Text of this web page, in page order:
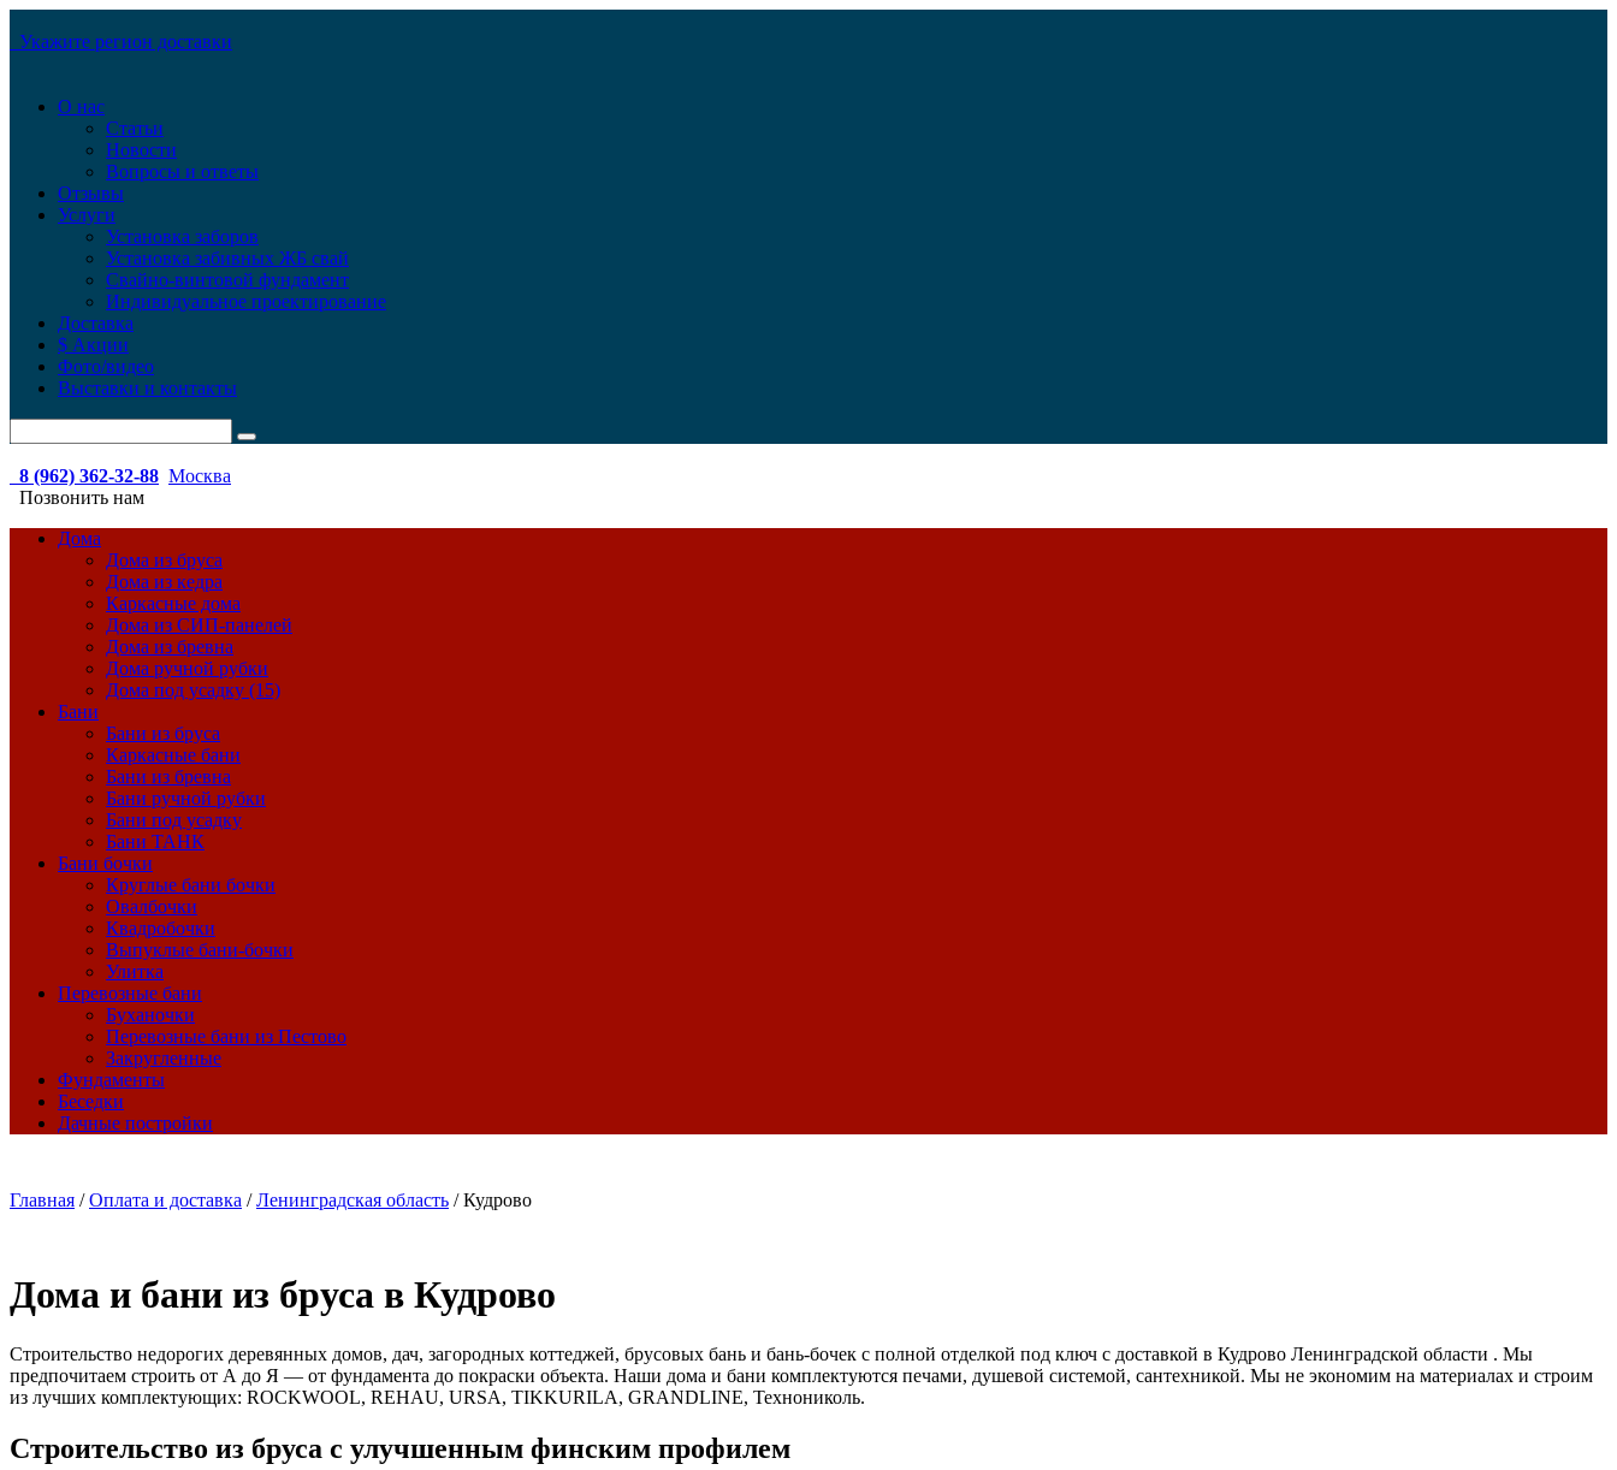
Укажите регион доставки
О нас
Статьи
Новости
Вопросы и ответы
Отзывы
Услуги
Установка заборов
Установка забивных ЖБ свай
Свайно-винтовой фундамент
Индивидуальное проектирование
Доставка
$ Акции
Фото/видео
Выставки и контакты
8 (962) 362-32-88 Москва
Позвонить нам
Дома
Дома из бруса
Дома из кедра
Каркасные дома
Дома из СИП-панелей
Дома из бревна
Дома ручной рубки
Дома под усадку (15)
Бани
Бани из бруса
Каркасные бани
Бани из бревна
Бани ручной рубки
Бани под усадку
Бани ТАНК
Бани бочки
Круглые бани бочки
Овалбочки
Квадробочки
Выпуклые бани-бочки
Улитка
Перевозные бани
Буханочки
Перевозные бани из Пестово
Закругленные
Фундаменты
Беседки
Дачные постройки
Главная /Оплата и доставка /Ленинградская область /Кудрово
Дома и бани из бруса в Кудрово
Строительство недорогих деревянных домов, дач, загородных коттеджей, брусовых бань и бань-бочек с полной отделкой под ключ с доставкой в Кудрово Ленинградской области . Мы
предпочитаем строить от А до Я — от фундамента до покраски объекта. Наши дома и бани комплектуются печами, душевой системой, сантехникой. Мы не экономим на материалах и строим
из лучших комплектующих: ROCKWOOL, REHAU, URSA, TIKKURILA, GRANDLINE, Технониколь.
Строительство из бруса с улучшенным финским профилем